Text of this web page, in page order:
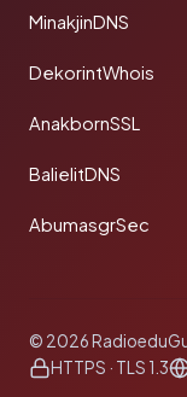
MinakjinDNS
DekorintWhois
AnakbornSSL
BalielitDNS
AbumasgrSec
© 2026
HTTPS · TLS 1.3